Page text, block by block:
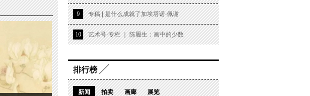
9 专稿 | 是什么成就了加埃塔诺·佩谢
10 艺术号·专栏 ｜ 陈履生：画中的少数
排行榜
新闻 拍卖 画廊 展览